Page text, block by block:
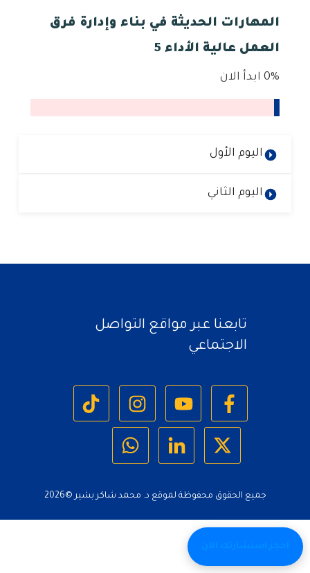
المهارات الحديثة في بناء وإدارة فرق
العمل عالية الأداء 5
0% ابدأ الان
اليوم الأول
اليوم الثاني
تابعنا عبر مواقع التواصل
الاجتماعي
جميع الحقوق محفوظة لموقع د. محمد شاكر بشير ©2026
احجز استشارتك الآن